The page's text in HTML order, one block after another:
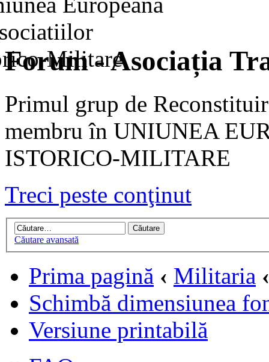
Forum - Asociația
Primul grup de
membru în UNIUNEA
ISTORICO-MILITARE
Treci peste conţinut
Căutare avansată
Prima pagină ‹ Militaria ‹
Schimbă dimensiunea
Versiune printabilă